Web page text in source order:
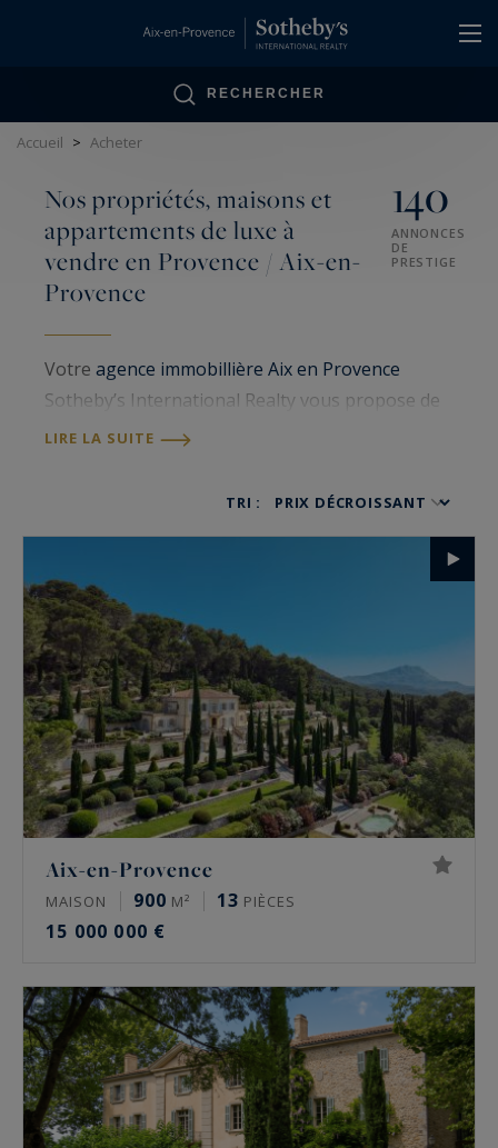
RECHERCHER
Accueil > Acheter
Nos propriétés, maisons et
appartements de luxe à
vendre en Provence / Aix-en-
Provence
140
ANNONCES
DE
PRESTIGE
Votre agence immobillière Aix en Provence
Sotheby’s International Realty vous propose de
nombreux biens immobiliers de luxe à Aix en
vente de propriétés, maisons et appartements
d’achat.
Propriétés de charme, manoir, appartement
spacieux… Quels que soient vos besoins, nous
trouvons le bien qui correspond à vos attentes.
LIRE LA SUITE
TRI :
Aix-en-Provence
MAISON 900 M² 13 PIÈCES
15 000 000 €